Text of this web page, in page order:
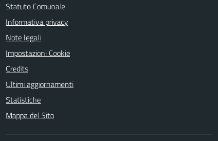
Statuto Comunale
Informativa privacy
Note legali
Impostazioni Cookie
Credits
Ultimi aggiornamenti
Statistiche
Mappa del Sito